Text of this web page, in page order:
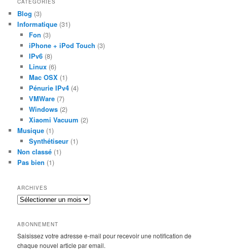
CATÉGORIES
Blog (3)
Informatique (31)
Fon (3)
iPhone + iPod Touch (3)
IPv6(8)
Linux(6)
Mac OSX(1)
Pénurie IPv4(4)
VMWare(7)
Windows(2)
Xiaomi Vacuum (2)
Musique (1)
Synthétiseur(1)
Non classé (1)
Pas bien (1)
ARCHIVES
Archives
ABONNEMENT
Saisissez votre adresse e-mail pour recevoir une notification de
chaque nouvel article par email.